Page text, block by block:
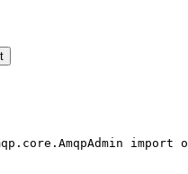
import